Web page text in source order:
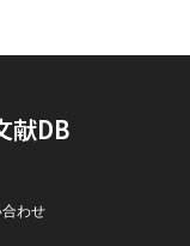
献DB
わせ